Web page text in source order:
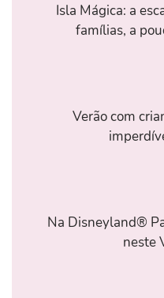
Isla Mágica: a
famílias, a
Verão com
Na Disneyland®
neste